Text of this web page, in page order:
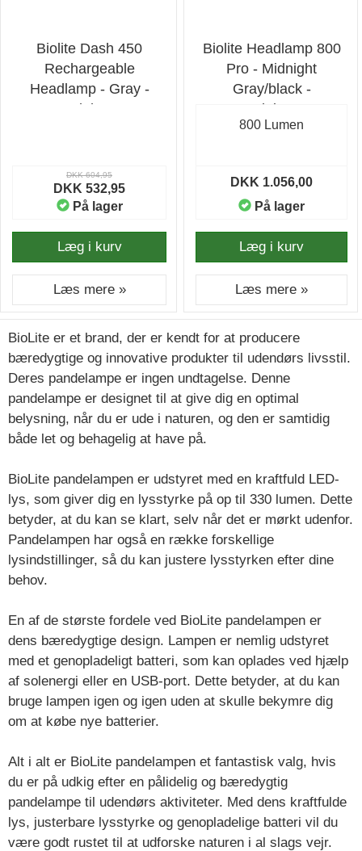
Biolite Dash 450
Rechargeable
Headlamp - Gray -
Pandelampe
DKK 604,95
DKK 532,95
På lager
Læg i kurv
Læs mere »
Biolite Headlamp 800
Pro - Midnight
Gray/black -
Pandelampe
800 Lumen
DKK 1.056,00
På lager
Læg i kurv
Læs mere »
BioLite er et brand, der er kendt for at producere
bæredygtige og innovative produkter til udendørs livsstil.
Deres pandelampe er ingen undtagelse. Denne
pandelampe er designet til at give dig en optimal
belysning, når du er ude i naturen, og den er samtidig
både let og behagelig at have på.
BioLite pandelampen er udstyret med en kraftfuld LED-
lys, som giver dig en lysstyrke på op til 330 lumen. Dette
betyder, at du kan se klart, selv når det er mørkt udenfor.
Pandelampen har også en række forskellige
lysindstillinger, så du kan justere lysstyrken efter dine
behov.
En af de største fordele ved BioLite pandelampen er
dens bæredygtige design. Lampen er nemlig udstyret
med et genopladeligt batteri, som kan oplades ved hjælp
af solenergi eller en USB-port. Dette betyder, at du kan
bruge lampen igen og igen uden at skulle bekymre dig
om at købe nye batterier.
Alt i alt er BioLite pandelampen et fantastisk valg, hvis
du er på udkig efter en pålidelig og bæredygtig
pandelampe til udendørs aktiviteter. Med dens kraftfulde
lys, justerbare lysstyrke og genopladelige batteri vil du
være godt rustet til at udforske naturen i al slags vejr.